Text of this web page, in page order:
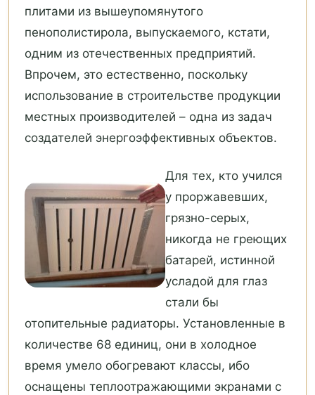
плитами из вышеупомянутого
пенополистирола, выпускаемого, кстати,
одним из отечественных предприятий.
Впрочем, это естественно, поскольку
использование в строительстве продукции
местных производителей – одна из задач
создателей энергоэффективных объектов.
Для тех, кто учился
у проржавевших,
грязно-серых,
никогда не греющих
батарей, истинной
усладой для глаз
стали бы
отопительные радиаторы. Установленные в
количестве 68 единиц, они в холодное
время умело обогревают классы, ибо
оснащены теплоотражающими экранами с